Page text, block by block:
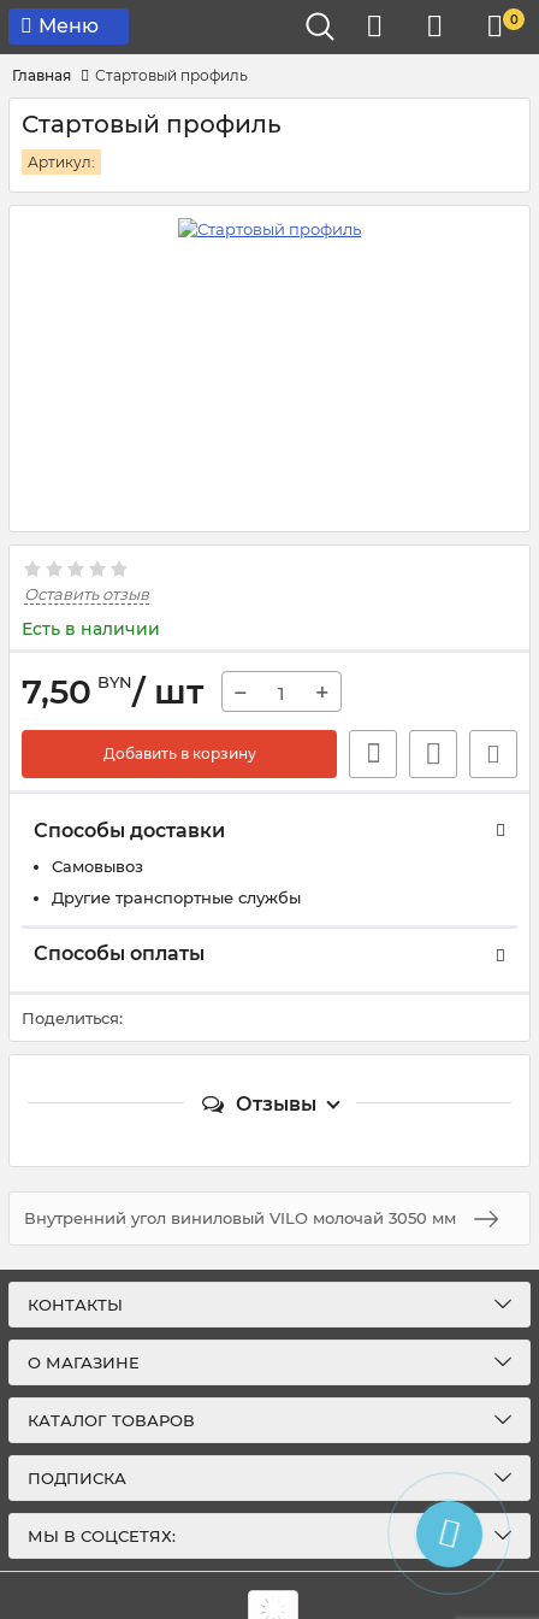
Меню 0
Главная Стартовый профиль
Стартовый профиль
Артикул:
Оставить отзыв
Есть в наличии
7,50 BYN/ шт − +
Добавить в корзину
Способы доставки
Самовывоз
Другие транспортные службы
Способы оплаты
Поделиться:
Отзывы
Внутренний угол виниловый VILO молочай 3050 мм
КОНТАКТЫ
О МАГАЗИНЕ
КАТАЛОГ ТОВАРОВ
ПОДПИСКА
МЫ В СОЦСЕТЯХ: